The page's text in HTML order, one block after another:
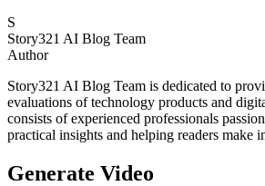
S
Story321 AI Blog Team
Author
Story321 AI Blog Team is dedicated to
evaluations of technology products and
consists of experienced professionals
practical insights and helping readers make
Generate Video